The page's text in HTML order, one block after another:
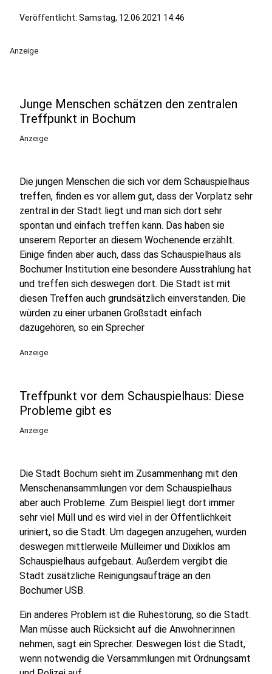
Veröffentlicht: Samstag, 12.06.2021 14:46
Anzeige
Junge Menschen schätzen den zentralen
Treffpunkt in Bochum
Anzeige
Die jungen Menschen die sich vor dem Schauspielhaus
treffen, finden es vor allem gut, dass der Vorplatz sehr
zentral in der Stadt liegt und man sich dort sehr
spontan und einfach treffen kann. Das haben sie
unserem Reporter an diesem Wochenende erzählt.
Einige finden aber auch, dass das Schauspielhaus als
Bochumer Institution eine besondere Ausstrahlung hat
und treffen sich deswegen dort. Die Stadt ist mit
diesen Treffen auch grundsätzlich einverstanden. Die
würden zu einer urbanen Großstadt einfach
dazugehören, so ein Sprecher
Anzeige
Treffpunkt vor dem Schauspielhaus: Diese
Probleme gibt es
Anzeige
Die Stadt Bochum sieht im Zusammenhang mit den
Menschenansammlungen vor dem Schauspielhaus
aber auch Probleme. Zum Beispiel liegt dort immer
sehr viel Müll und es wird viel in der Öffentlichkeit
uriniert, so die Stadt. Um dagegen anzugehen, wurden
deswegen mittlerweile Mülleimer und Dixiklos am
Schauspielhaus aufgebaut. Außerdem vergibt die
Stadt zusätzliche Reinigungsaufträge an den
Bochumer USB.
Ein anderes Problem ist die Ruhestörung, so die Stadt.
Man müsse auch Rücksicht auf die Anwohner:innen
nehmen, sagt ein Sprecher. Deswegen löst die Stadt,
wenn notwendig die Versammlungen mit Ordnungsamt